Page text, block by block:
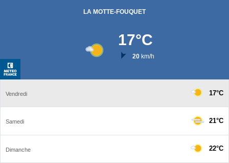
LA MOTTE-FOUQUET
17°C
20km/h
Vendredi 17°C
Samedi 21°C
Dimanche 22°C